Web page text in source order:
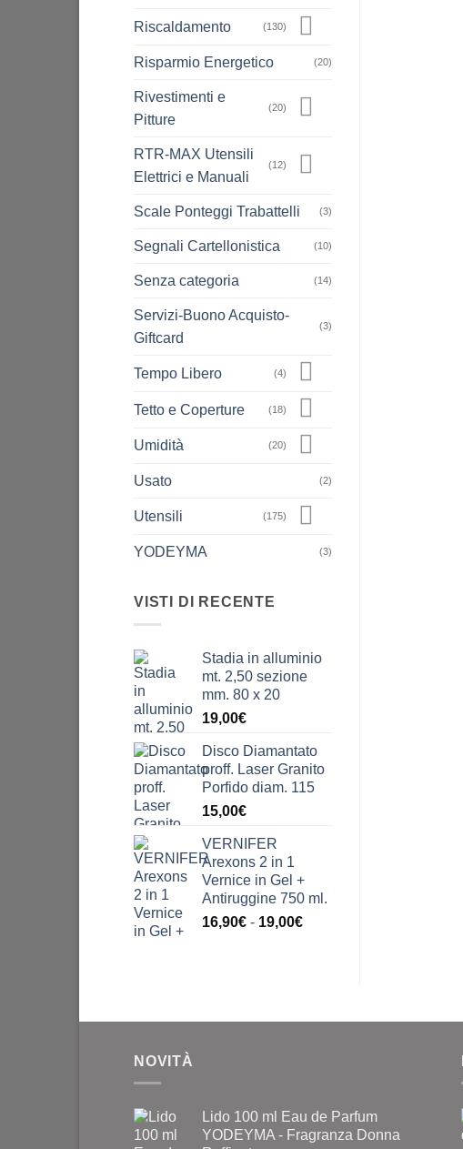
Riscaldamento (130)
Risparmio Energetico (20)
Rivestimenti e
Pitture
(20)
RTR-MAX Utensili
Elettrici e Manuali
(12)
Scale Ponteggi Trabattelli (3)
Segnali Cartellonistica (10)
Senza categoria (14)
Servizi-Buono Acquisto-
Giftcard
(3)
Tempo Libero (4)
Tetto e Coperture (18)
Umidità (20)
Usato (2)
Utensili (175)
YODEYMA (3)
VISTI DI RECENTE
Stadia in alluminio
mt. 2,50 sezione
mm. 80 x 20
19,00€
Disco Diamantato
proff. Laser Granito
Porfido diam. 115
15,00€
VERNIFER
Arexons 2 in 1
Vernice in Gel +
Antiruggine 750 ml.
16,90€ - 19,00€Fascia
NOVITÀ
Lido 100 ml Eau de Parfum
YODEYMA - Fragranza Donna